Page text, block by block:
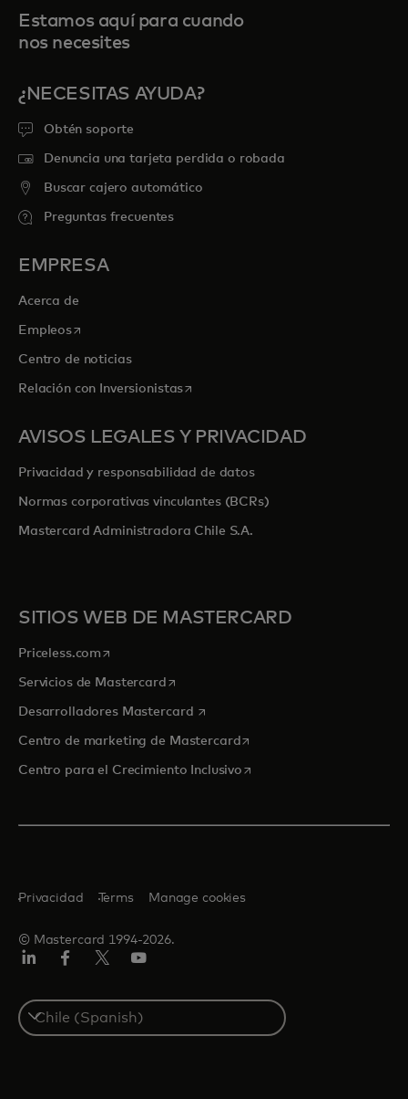
Estamos aquí para cuando
nos necesites
¿NECESITAS AYUDA?
Obtén soporte
Denuncia una tarjeta perdida o robada
Buscar cajero automático
Preguntas frecuentes
EMPRESA
Acerca de
Empleosse abre en una pestaña nueva
Centro de noticias
Relación con Inversionistasse abre en una pestaña nueva
AVISOS LEGALES Y PRIVACIDAD
Privacidad y responsabilidad de datos
Normas corporativas vinculantes (BCRs)
Mastercard Administradora Chile S.A.
SITIOS WEB DE MASTERCARD
Priceless.com se abre en una pestaña nueva
Servicios de Mastercardse abre en una pestaña nueva
Desarrolladores Mastercard se abre en una pestaña nueva
Centro de marketing de Mastercardse abre en una pestaña
Centro para el Crecimiento Inclusivose abre en una pestaña
© Mastercard 1994-2026.
Privacidad Terms Manage cookies
Select
a
country